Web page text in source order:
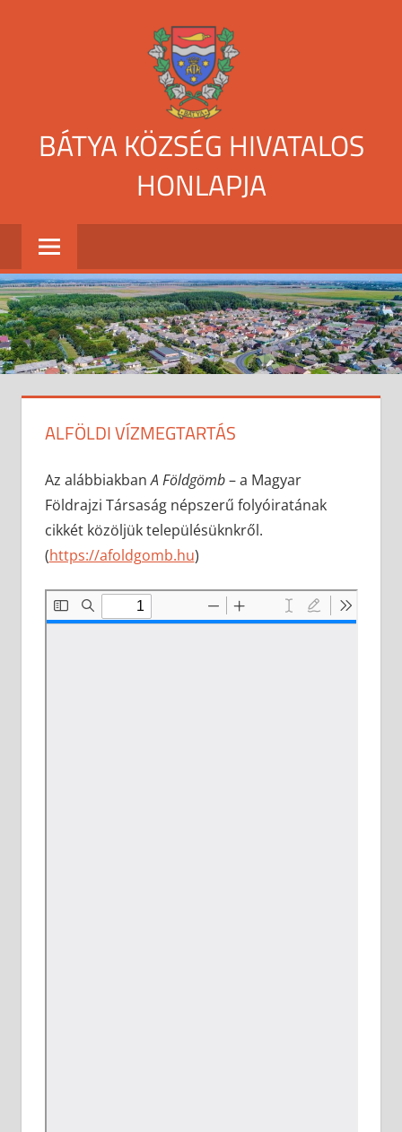
BÁTYA KÖZSÉG HIVATALOS
HONLAPJA
ALFÖLDI VÍZMEGTARTÁS
Az alábbiakbanA Földgömb– a Magyar
Földrajzi Társaság népszerű folyóiratának
cikkét közöljük településüknkről.
(https://afoldgomb.hu)